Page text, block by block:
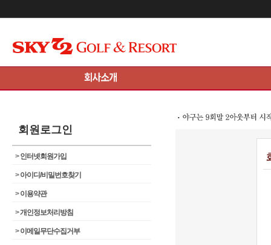
회원로그인
>인터넷회원가입
>아이디/비밀번호찾기
>이용약관
>개인정보처리방침
>이메일무단수집거부